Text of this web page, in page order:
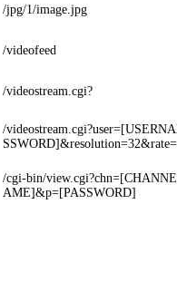
/jpg/1/image.jpg
/videofeed
/videostream.cgi?
/
/cgi-bin/
AME]&p=[PASSWORD]